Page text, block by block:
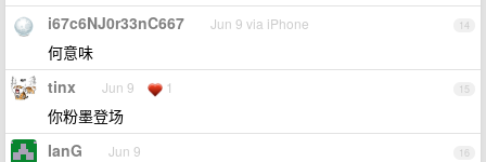
14
i67c6NJ0r33nC667 Jun 9 via iPhone
何意味
15
tinx Jun 9 1
你粉墨登场
16
IanG Jun 9